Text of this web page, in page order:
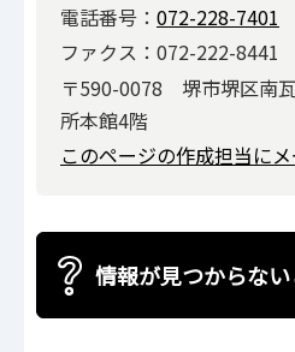
電話番号： 072-228-7401
ファクス：072-222-8441
〒590-0078 堺市堺区南
所本館4階
このページの作成担当に
情報が見つからな